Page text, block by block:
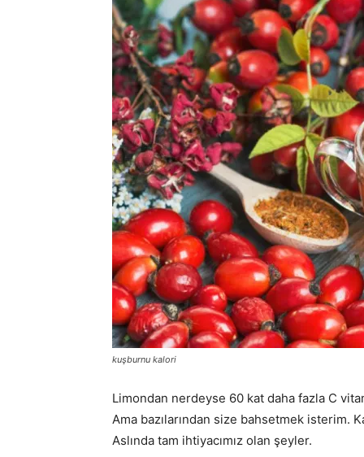
kuşburnu kalori
Limondan nerdeyse 60 kat daha fazla C
Ama bazılarından size bahsetmek isterim.
Aslında tam ihtiyacımız olan şeyler.